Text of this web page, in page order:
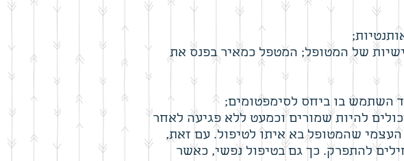
של המטופל; המטפל כמאיר בפנס את
השתמש בו ביחס לסימפטומים;
להיות שמורים וכמעט ללא פגיעה לאחר
שהמטופל בא איתו לטיפול. עם זאת,
להתפרק. כך גם בטיפול נפשי, כאשר